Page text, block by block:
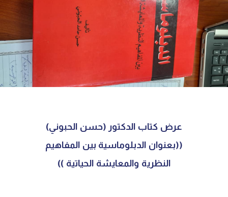
عرض كتاب الدكتور (حسن الحبوني)
((بعنوان الدبلوماسية بين المفاهيم
النظرية والمعايشة الحياتية ))